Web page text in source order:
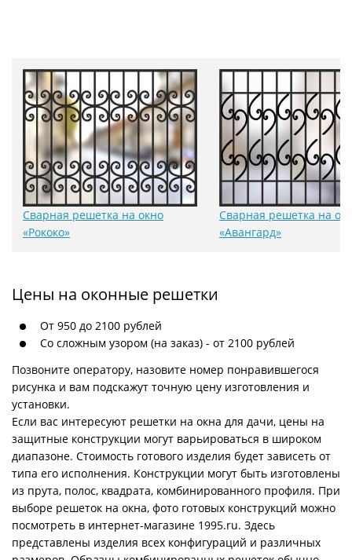
Сварная решетка на окно
«Рококо»
Сварная решетка на
«Авангард»
Цены на оконные решетки
От 950 до 2100 рублей
Со сложным узором (на заказ) - от 2100 рублей
Позвоните оператору, назовите номер понравившегося
рисунка и вам подскажут точную цену изготовления и
установки.
Если вас интересуют решетки на окна для дачи, цены на
защитные конструкции могут варьироваться в широком
диапазоне. Стоимость готового изделия будет зависеть от
типа его исполнения. Конструкции могут быть изготовлены
из прута, полос, квадрата, комбинированного профиля. При
выборе решеток на окна, фото готовых конструкций можно
посмотреть в интернет-магазине 1995.ru. Здесь
представлены изделия всех конфигураций и различных